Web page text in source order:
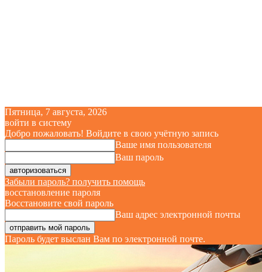
Пятница, 7 августа, 2026
войти в систему
Добро пожаловать! Войдите в свою учётную запись
Ваше имя пользователя
Ваш пароль
Забыли пароль? получить помощь
восстановление пароля
Восстановите свой пароль
Ваш адрес электронной почты
Пароль будет выслан Вам по электронной почте.